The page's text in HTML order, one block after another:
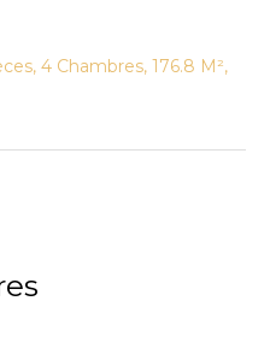
4 Chambres, 176.8 M²,